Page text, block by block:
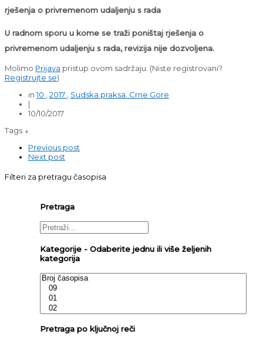
rješenja o privremenom udaljenju s rada
U radnom sporu u kome se traži poništaj rješenja o
privremenom udaljenju s rada, revizija nije dozvoljena.
Molimo Prijava pristup ovom sadržaju. (Niste registrovani?
Registrujte se)
in10 2017
Sudska praksa: Crne Gore
|
10/10/2017
Tags ↓
Previous post
Next post
Filteri za pretragu časopisa
Pretraga
Kategorije - Odaberite jednu ili više željenih
kategorija
Pretraga po ključnoj reči